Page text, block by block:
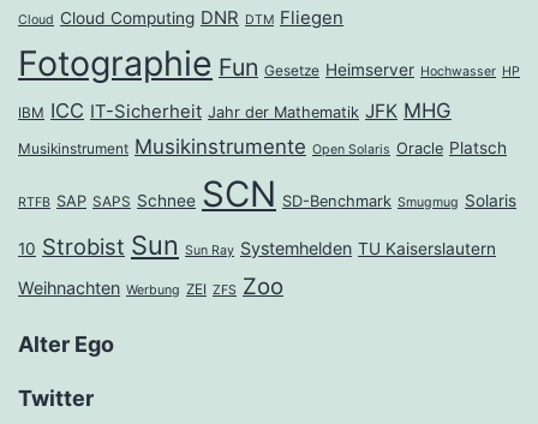
Cloud Cloud Computing DNR DTM Fliegen
Fotographie Fun Gesetze Heimserver Hochwasser HP
IBM ICC IT-Sicherheit Jahr der Mathematik JFK MHG
Musikinstrument Musikinstrumente Open Solaris Oracle Platsch
RTFB SAP SAPS Schnee SCN SD-Benchmark Smugmug Solaris
10 Strobist Sun Sun Ray Systemhelden TU Kaiserslautern
Weihnachten Werbung ZEI ZFS Zoo
Alter Ego
Twitter